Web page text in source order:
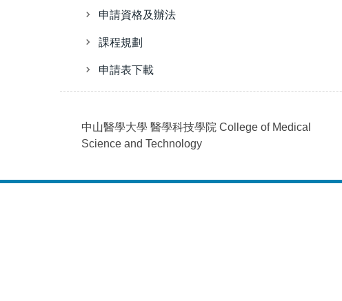
申請資格及辦法
課程規劃
申請表下載
中山醫學大學 醫學科技學院 College of Medical
Science and Technology